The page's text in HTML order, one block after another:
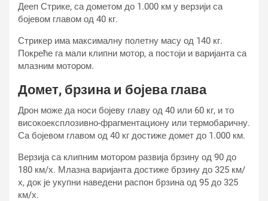
Дееп Стрике, са дометом до 1.000 км у верзији са
бојевом главом од 40 кг.
Стрикер има максималну полетну масу од 140 кг.
Покреће га мали клипни мотор, а постоји и варијанта са
млазним мотором.
Домет, брзина и бојева глава
Дрон може да носи бојеву главу од 40 или 60 кг, и то
високоексплозивно-фрагментациону или термобаричну.
Са бојевом главом од 40 кг достиже домет до 1.000 км.
Верзија са клипним мотором развија брзину од 90 до
180 км/х. Млазна варијанта достиже брзину до 325 км/
х, док је укупни наведени распон брзина од 95 до 325
км/х.